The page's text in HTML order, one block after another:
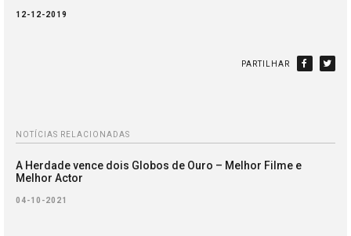
12-12-2019
PARTILHAR
NOTÍCIAS RELACIONADAS
A Herdade vence dois Globos de Ouro – Melhor Filme e
Melhor Actor
04-10-2021